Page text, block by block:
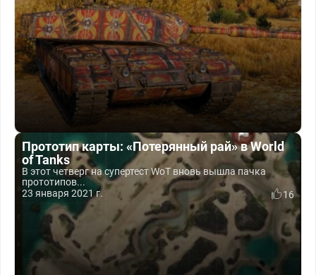
Прототип карты: «Потерянный рай» в World
of Tanks
В этот четверг на супертест WoT вновь вышла пачка
прототипов...
23 января 2021 г.
16